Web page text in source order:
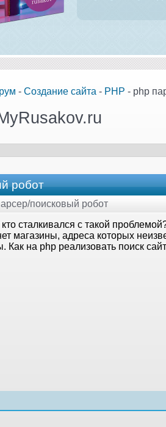
- Создание сайта - PHP - php
робот
поисковый робот
сталкивался с такой
магазины, адреса которых
Как на php реализовать поиск